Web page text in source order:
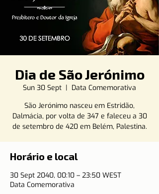
Dia de São Jerónimo
Sun 30 Sept
  |
Data Comemorativa
São Jerónimo nasceu em Estridão,
Dalmácia, por volta de 347 e faleceu a 30
de setembro de 420 em Belém, Palestina.
Horário e local
30 Sept 2040, 00:10 – 23:50 WEST
Data Comemorativa